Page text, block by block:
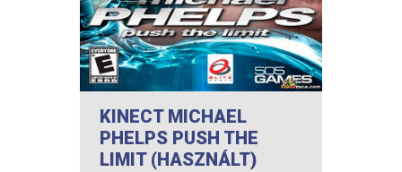
KINECT MICHAEL
PHELPS PUSH THE
LIMIT (HASZNÁLT)